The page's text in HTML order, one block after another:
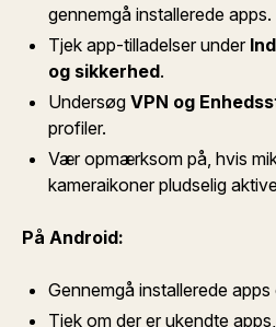
gennemgå installerede apps.
Tjek app-tilladelser under
og sikkerhed.
Undersøg VPN og
profiler.
Vær opmærksom på, hvis
kameraikoner pludselig
På Android:
Gennemgå installerede apps
Tjek om der er ukendte